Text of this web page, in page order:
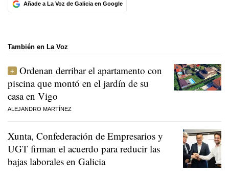
Añade a La Voz de Galicia en Google
También en La Voz
Ordenan derribar el apartamento con
piscina que montó en el jardín de su
casa en Vigo
ALEJANDRO MARTÍNEZ
Xunta, Confederación de Empresarios y
UGT firman el acuerdo para reducir las
bajas laborales en Galicia